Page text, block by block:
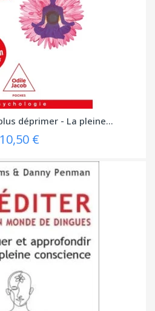
déprimer - La pleine...
10,50 €